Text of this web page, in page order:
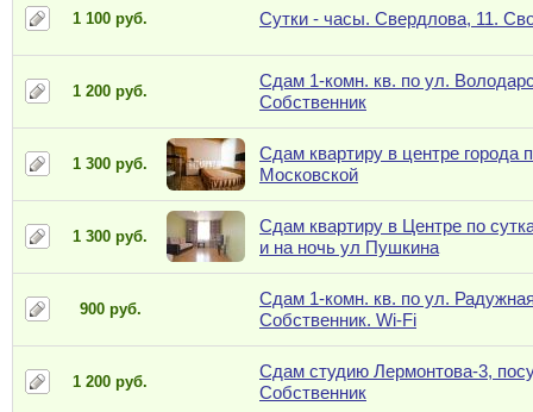
1 100 руб. Сутки - часы. Свердлова, 11.
1 200 руб.
Сдам 1-комн. кв. по ул.
Собственник
1 300 руб.
Сдам квартиру в центре города
Московской
1 300 руб.
Сдам квартиру в Центре по
и на ночь ул Пушкина
900 руб.
Сдам 1-комн. кв. по ул.
Собственник. Wi-Fi
1 200 руб.
Сдам студию Лермонтова-3,
Собственник